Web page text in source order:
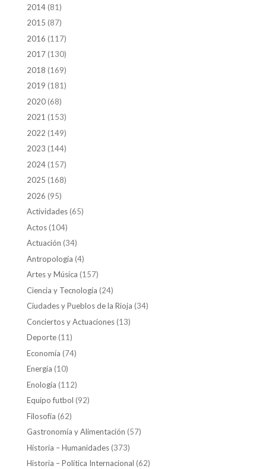
2014(81)
2015 (87)
2016 (117)
2017(130)
2018 (169)
2019 (181)
2020(68)
2021 (153)
2022 (149)
2023 (144)
2024(157)
2025 (168)
2026 (95)
Actividades(65)
Actos(104)
Actuación (34)
Antropología (4)
Artes y Música (157)
Ciencia y Tecnología (24)
Ciudades y Pueblos de la Rioja (34)
Conciertos y Actuaciones(13)
Deporte(11)
Economía (74)
Energía (10)
Enología (112)
Equipo futbol (92)
Filosofía (62)
Gastronomía y Alimentación (57)
Historia – Humanidades(373)
Historia – Política Internacional (62)